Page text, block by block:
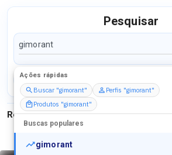
Pesquisar
Ações rápidas
Buscar "gimorant"
Perfis "gimorant"
Produtos "gimorant"
Buscas populares
gimorant
Perfis
Resultados para"gimorant"